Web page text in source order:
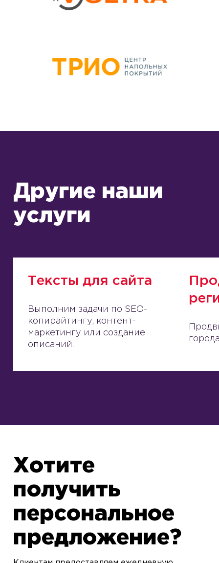
Другие наши
услуги
Тексты для сайта
Выполним задачи по SEO-
копирайтингу, контент-
маркетингу или создание
описаний.
Хотите
получить
персональное
предложение?